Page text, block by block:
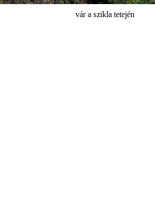
vár a szikla tetején